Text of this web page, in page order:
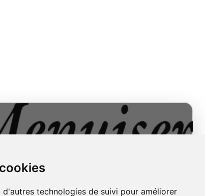
technologies de suivi pour améliorer
Menuiseries